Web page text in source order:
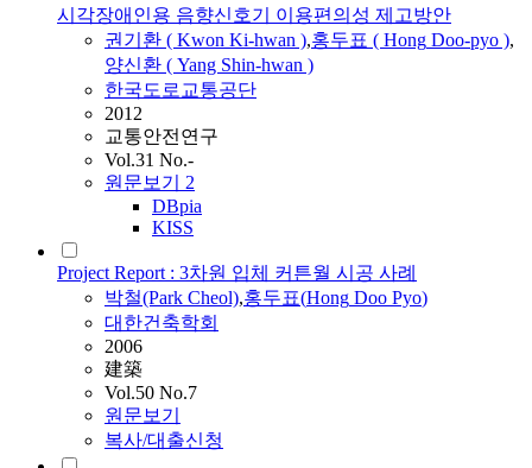
시각장애인용 음향신호기 이용편의성 제고방안
권기환 ( Kwon Ki-hwan ),홍두표 ( Hong Doo-pyo ),
양신환 ( Yang Shin-hwan )
한국도로교통공단
2012
교통안전연구
Vol.31 No.-
원문보기 2
DBpia
KISS
Project Report : 3차원 입체 커튼월 시공 사례
박철(Park Cheol),홍두표(Hong Doo Pyo)
대한건축학회
2006
建築
Vol.50 No.7
원문보기
복사/대출신청